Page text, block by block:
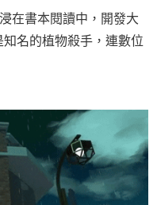
在書本閱讀中，開發大
名的植物殺手，連數位